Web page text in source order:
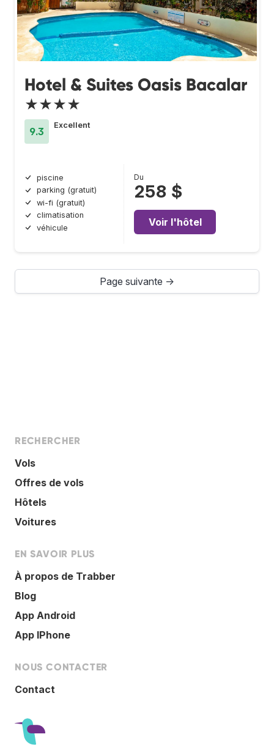
Hotel & Suites Oasis Bacalar
★★★★
9.3
Excellent
piscine
parking (gratuit)
wi-fi (gratuit)
climatisation
véhicule
Du
258 $
Voir l'hôtel
Page suivante →
RECHERCHER
Vols
Offres de vols
Hôtels
Voitures
EN SAVOIR PLUS
À propos de Trabber
Blog
App Android
App IPhone
NOUS CONTACTER
Contact